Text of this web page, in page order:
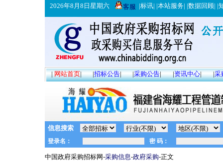
2026年8月8日星期六 客服 |标讯| |本站服务| |数据回顾| |
|网站首页| |招标公告| |采购公告| |资讯中心| |采
信息搜索
中国政府采购招标网-采购信息-政府采购-正文